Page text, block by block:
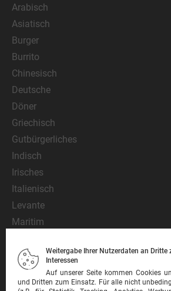
Arabisch
Asiatisch
Burger
Burrito
Chinesisch
Deutsche
Döner
Griechisch
Gutbürgerliches
Indisch
Irisches
Italienisch
Levante
Maritim
Mexikanisch
Nationalgericht
Orientalisch
Weitergabe Ihrer Nutzerdaten an Dritte
Interessen
Auf unserer Seite kommen Cookies
und Dritten zum Einsatz. Für alle nicht